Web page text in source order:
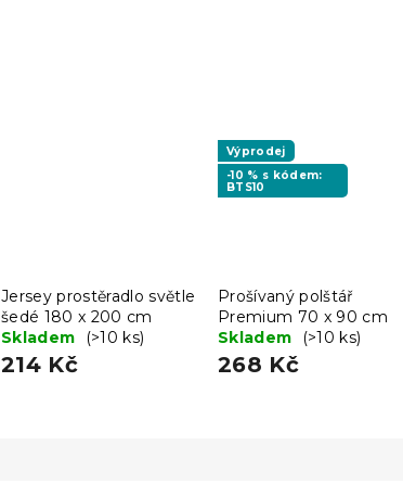
Jersey prostěradlo světle
šedé 180 x 200 cm
Skladem
(>10 ks)
214 Kč
Výprodej
-10 % s kódem:
BTS10
Prošívaný polštář
Premium 70 x 90 cm
Skladem
(>10 ks)
268 Kč